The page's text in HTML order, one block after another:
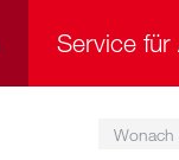
Service
Wonach